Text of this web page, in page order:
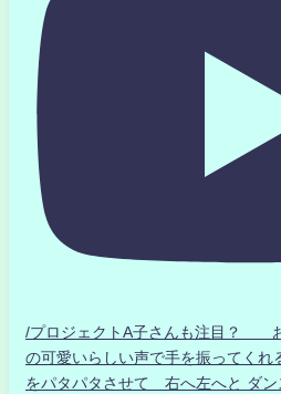
/プロジェクトA子さんも注目？
の可愛いらしい声で手を振ってく
をパタパタさせて 右へ左へと ダン